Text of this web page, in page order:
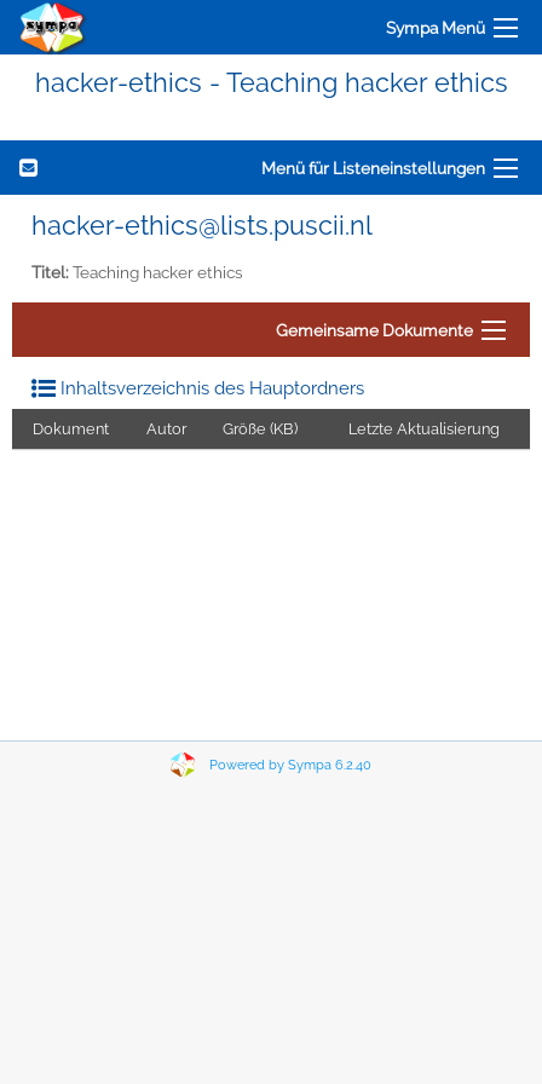
Sympa Menü
hacker-ethics - Teaching hacker ethics
Menü für Listeneinstellungen
hacker-ethics@lists.puscii.nl
Titel:Teaching hacker ethics
Gemeinsame Dokumente
Inhaltsverzeichnis des Hauptordners
Dokument Autor Größe (KB) Letzte Aktualisierung
Powered by Sympa 6.2.40